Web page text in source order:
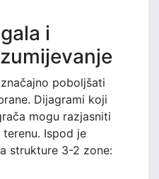
i
poboljšati
Dijagrami koji
mogu razjasniti
Ispod je
strukture 3-2 zone: